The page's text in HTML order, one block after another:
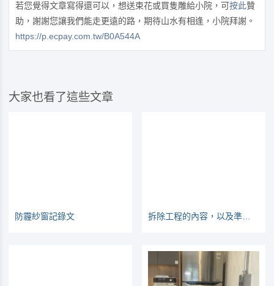
若您覺得文章寫得還可以，想送束花或買隻雕給小院，可按此贊
助，謝謝您讓我們能走更遠的路，期待山水有相逢，小院拜謝。
https://p.ecpay.com.tw/B0A544A
大家也看了這些文章
防霾紗窗記錄文